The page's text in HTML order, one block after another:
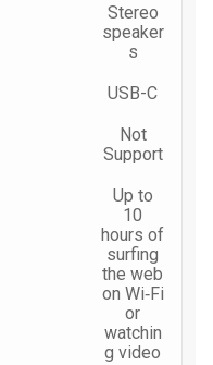
Stereo
speaker
s
USB-C
Not
Support
Up to
10
hours of
surfing
the web
on Wi‐Fi
or
watchin
g video